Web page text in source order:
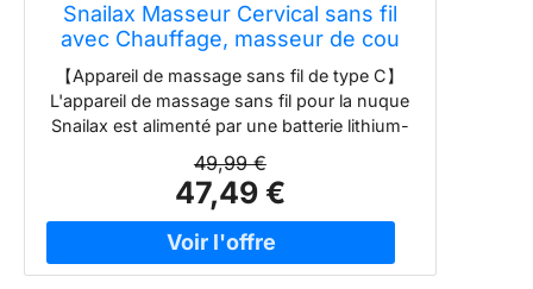
Snailax Masseur Cervical sans fil
avec Chauffage, masseur de cou
Shiatsu avec massage par
pétrissage 4D, appareil de massage
pour nuque épaules dos, cadeaux
pour hommes/femmes
【Appareil de massage sans fil de type C】
L'appareil de massage sans fil pour la nuque
Snailax est alimenté par une batterie lithium-
ion rechargeable, vous n'avez donc pas
besoin de rester à proximité d'une prise
électrique pour l'utiliser. Une seule charge
complète offre jusqu'à 180 minutes de
massage relaxant, vous permettant de
profiter d'un confort sans fil à tout moment.
49,99 €
47,49 €